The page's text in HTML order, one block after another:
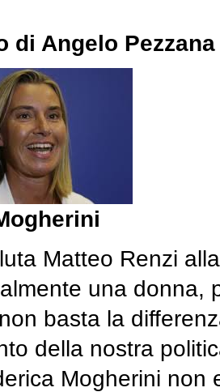
di Angelo Pezzana
Matteo Renzi
una donna,
basta la
della nostra
Mogherini non